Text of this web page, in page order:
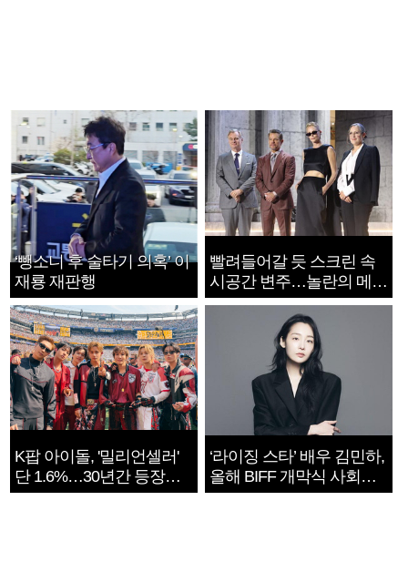
‘뺑소니 후 술타기 의혹’ 이
재룡 재판행
빨려들어갈 듯 스크린 속
시공간 변주…놀란의 메시
지는 ‘전쟁 속죄’
K팝 아이돌, '밀리언셀러'
단 1.6%…30년간 등장
1182개팀 전수조사
‘라이징 스타’ 배우 김민하,
올해 BIFF 개막식 사회자
확정